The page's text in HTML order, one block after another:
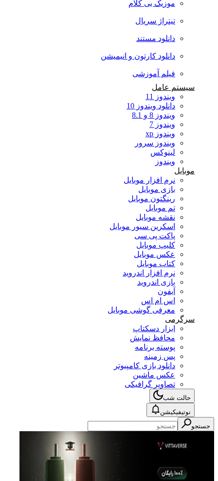
موزیک بی کلام
تیتراژ سریال
دانلود مستند
دانلود کارتون و انیمیشن
فیلم آموزشی
سیستم عامل
ویندوز 11
دانلود ویندوز 10
ویندوز 8 و 8.1
ویندوز 7
ویندوز xp
ویندوز سرور
لینوکس
ویندوز
موبایل
نرم افزار موبایل
بازی موبایل
رینگتون موبایل
تم موبایل
نقشه موبایل
اسکرین سیور موبایل
پاکت پی سی
کلیپ موبایل
عکس موبایل
کتاب موبایل
نرم افزار اندروید
بازی اندروید
آیفون
اس ام اس
معرفی گوشی موبایل
سرگرمی
ابزار دسکتاپ
محافظ نمایش
پوسته برنامه
پس زمینه
دانلود بازی کامپیوتر
عکس ماشین
تصاویر گرافیکی
حالت شب
نوتیفیکیشن
جستجو